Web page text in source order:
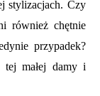
stylizacjach. Czy
również chętnie
przypadek?
tej małej damy i